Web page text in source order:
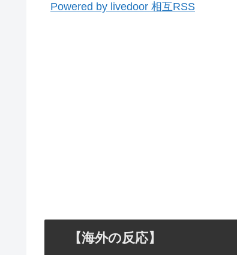
Powered by livedoor 相互RSS
【海外の反応】